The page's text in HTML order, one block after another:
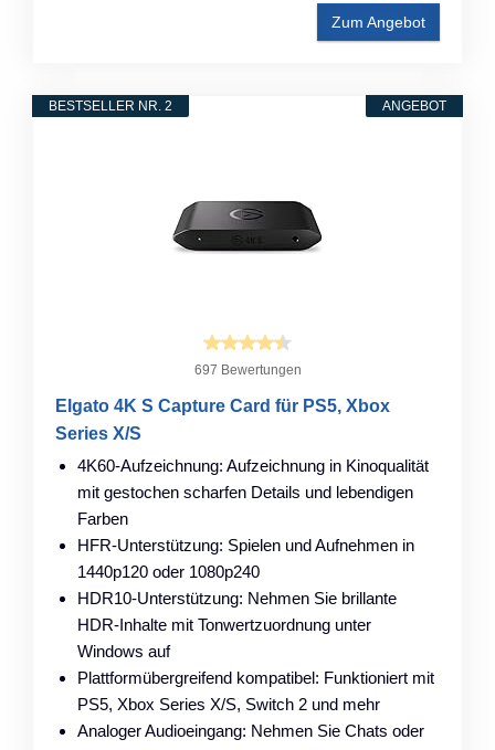
Zum Angebot
ANGEBOT
BESTSELLER NR. 2
697 Bewertungen
Elgato 4K S Capture Card für PS5, Xbox
Series X/S
4K60-Aufzeichnung: Aufzeichnung in Kinoqualität
mit gestochen scharfen Details und lebendigen
Farben
HFR-Unterstützung: Spielen und Aufnehmen in
1440p120 oder 1080p240
HDR10-Unterstützung: Nehmen Sie brillante
HDR-Inhalte mit Tonwertzuordnung unter
Windows auf
Plattformübergreifend kompatibel: Funktioniert mit
PS5, Xbox Series X/S, Switch 2 und mehr
Analoger Audioeingang: Nehmen Sie Chats oder